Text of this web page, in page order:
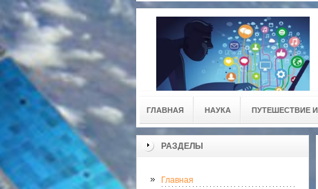
ГЛАВНАЯ НАУКА ПУТЕШЕСТВИЕ
РАЗДЕЛЫ
Главная